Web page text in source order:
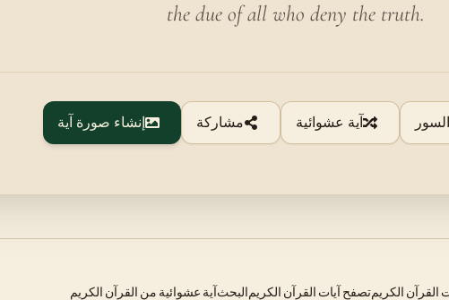
the due of all who deny the truth.
آية عشوائية مشاركة إنشاء صورة آية
الكريمتصفح آيات القرآن الكريمالبحثآية عشوائية من القرآن الكريم